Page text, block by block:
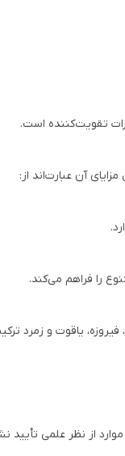
آن عبارت‌اند از:
را فراهم می‌کند.
یاقوت و زمرد
نظر علمی تأیید